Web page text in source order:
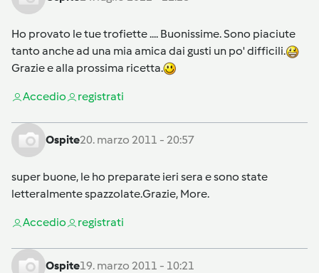
Ho provato le tue trofiette .... Buonissime. Sono piaciute
tanto anche ad una mia amica dai gusti un po' difficili.
Grazie e alla prossima ricetta.
Accedio registrati
Ospite20. marzo 2011 - 20:57
super buone, le ho preparate ieri sera e sono state
letteralmente spazzolate.Grazie, More.
Accedio registrati
Ospite19. marzo 2011 - 10:21